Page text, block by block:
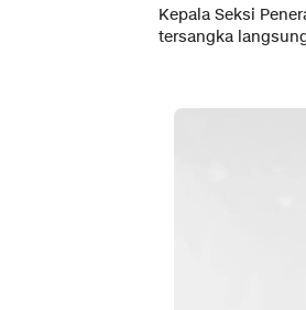
Kepala Seksi
tersangka